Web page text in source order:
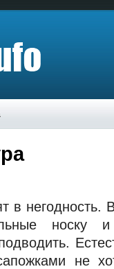
в негодность.
носку
не